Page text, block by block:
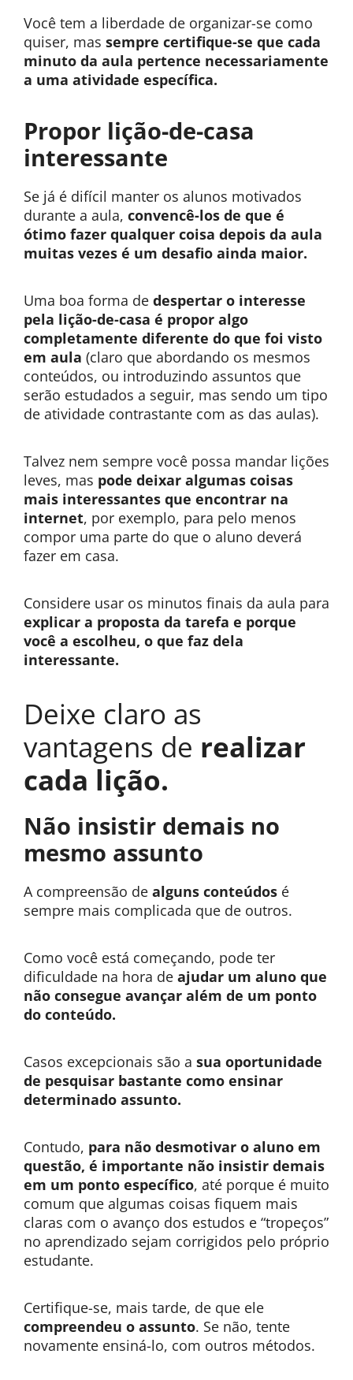
Você tem a liberdade de organizar-se como
quiser, mas sempre certifique-se que cada
minuto da aula pertence necessariamente
a uma atividade específica.
Propor lição-de-casa
interessante
Se já é difícil manter os alunos motivados
durante a aula, convencê-los de que é
ótimo fazer qualquer coisa depois da aula
muitas vezes é um desafio ainda maior.
Uma boa forma de despertar o interesse
pela lição-de-casa é propor algo
completamente diferente do que foi visto
em aula (claro que abordando os mesmos
conteúdos, ou introduzindo assuntos que
serão estudados a seguir, mas sendo um tipo
de atividade contrastante com as das aulas).
Talvez nem sempre você possa mandar lições
leves, mas pode deixar algumas coisas
mais interessantes que encontrar na
internet, por exemplo, para pelo menos
compor uma parte do que o aluno deverá
fazer em casa.
Considere usar os minutos finais da aula para
explicar a proposta da tarefa e porque
você a escolheu, o que faz dela
interessante.
Deixe claro as
vantagens de realizar
cada lição.
Não insistir demais no
mesmo assunto
A compreensão de alguns conteúdos é
sempre mais complicada que de outros.
Como você está começando, pode ter
dificuldade na hora de ajudar um aluno que
não consegue avançar além de um ponto
do conteúdo.
Casos excepcionais são a sua oportunidade
de pesquisar bastante como ensinar
determinado assunto.
Contudo, para não desmotivar o aluno em
questão, é importante não insistir demais
em um ponto específico, até porque é muito
comum que algumas coisas fiquem mais
claras com o avanço dos estudos e “tropeços”
no aprendizado sejam corrigidos pelo próprio
estudante.
Certifique-se, mais tarde, de que ele
compreendeu o assunto. Se não, tente
novamente ensiná-lo, com outros métodos.